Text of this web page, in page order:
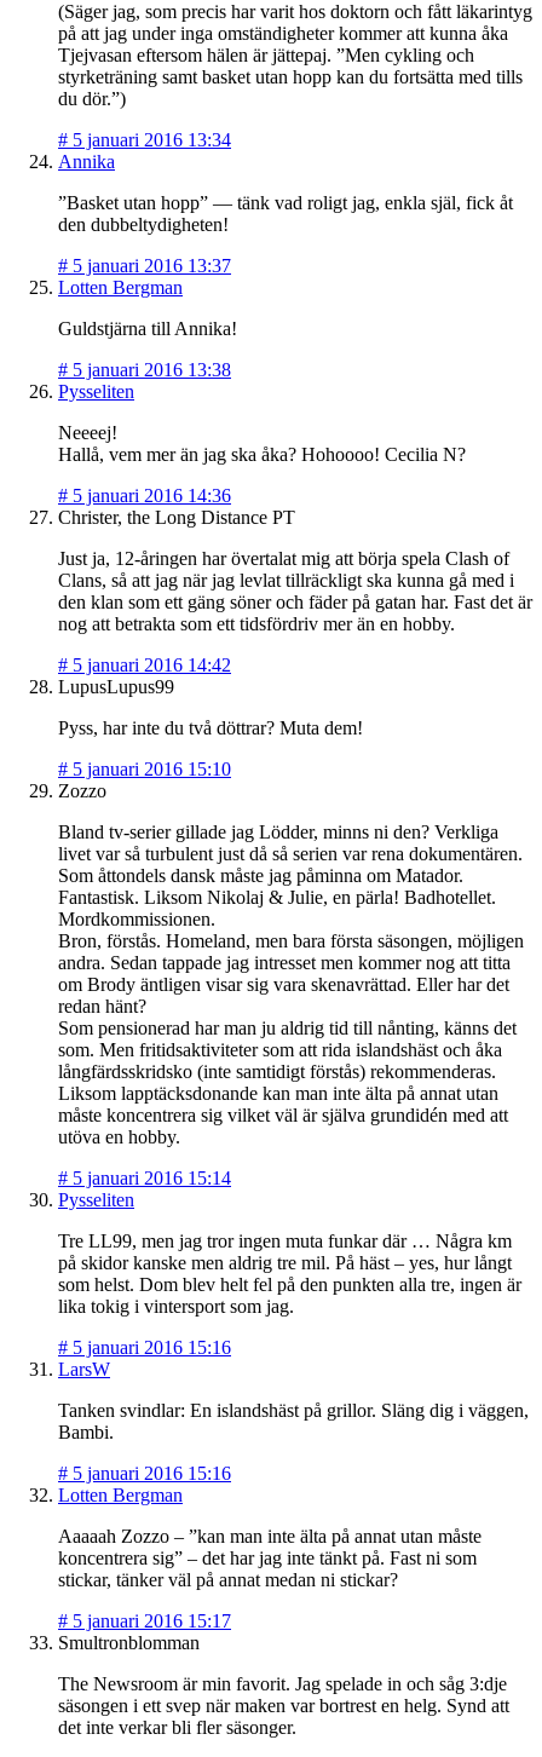
(Säger jag, som precis har varit hos doktorn och fått läkarintyg
på att jag under inga omständigheter kommer att kunna åka
Tjejvasan eftersom hälen är jättepaj. ”Men cykling och
styrketräning samt basket utan hopp kan du fortsätta med tills
du dör.”)
# 5 januari 2016 13:34
Annika
”Basket utan hopp” — tänk vad roligt jag, enkla själ, fick åt
den dubbeltydigheten!
# 5 januari 2016 13:37
Lotten Bergman
Guldstjärna till Annika!
# 5 januari 2016 13:38
Pysseliten
Neeeej!
Hallå, vem mer än jag ska åka? Hohoooo! Cecilia N?
# 5 januari 2016 14:36
Christer, the Long Distance PT
Just ja, 12-åringen har övertalat mig att börja spela Clash of
Clans, så att jag när jag levlat tillräckligt ska kunna gå med i
den klan som ett gäng söner och fäder på gatan har. Fast det är
nog att betrakta som ett tidsfördriv mer än en hobby.
# 5 januari 2016 14:42
LupusLupus99
Pyss, har inte du två döttrar? Muta dem!
# 5 januari 2016 15:10
Zozzo
Bland tv-serier gillade jag Lödder, minns ni den? Verkliga
livet var så turbulent just då så serien var rena dokumentären.
Som åttondels dansk måste jag påminna om Matador.
Fantastisk. Liksom Nikolaj & Julie, en pärla! Badhotellet.
Mordkommissionen.
Bron, förstås. Homeland, men bara första säsongen, möjligen
andra. Sedan tappade jag intresset men kommer nog att titta
om Brody äntligen visar sig vara skenavrättad. Eller har det
redan hänt?
Som pensionerad har man ju aldrig tid till nånting, känns det
som. Men fritidsaktiviteter som att rida islandshäst och åka
långfärdsskridsko (inte samtidigt förstås) rekommenderas.
Liksom lapptäcksdonande kan man inte älta på annat utan
måste koncentrera sig vilket väl är själva grundidén med att
utöva en hobby.
# 5 januari 2016 15:14
Pysseliten
Tre LL99, men jag tror ingen muta funkar där … Några km
på skidor kanske men aldrig tre mil. På häst – yes, hur långt
som helst. Dom blev helt fel på den punkten alla tre, ingen är
lika tokig i vintersport som jag.
# 5 januari 2016 15:16
LarsW
Tanken svindlar: En islandshäst på grillor. Släng dig i väggen,
Bambi.
# 5 januari 2016 15:16
Lotten Bergman
Aaaaah Zozzo – ”kan man inte älta på annat utan måste
koncentrera sig” – det har jag inte tänkt på. Fast ni som
stickar, tänker väl på annat medan ni stickar?
# 5 januari 2016 15:17
Smultronblomman
The Newsroom är min favorit. Jag spelade in och såg 3:dje
säsongen i ett svep när maken var bortrest en helg. Synd att
det inte verkar bli fler säsonger.